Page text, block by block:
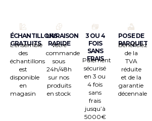
ÉCHANTILLONS
GRATUITS
L’ensemble
des
échantillons
est
disponible
en
magasin
LIVRAISON
RAPIDE
Votre
commande
sous
24h/48h
sur nos
produits
en stock
3 OU 4
FOIS
SANS
FRAIS
Paiement
sécurisé
en 3 ou
4 fois
sans
frais
jusqu’à
5000€
POSE DE
PARQUET
Bénéficiez
de la
TVA
réduite
et de la
garantie
décennale